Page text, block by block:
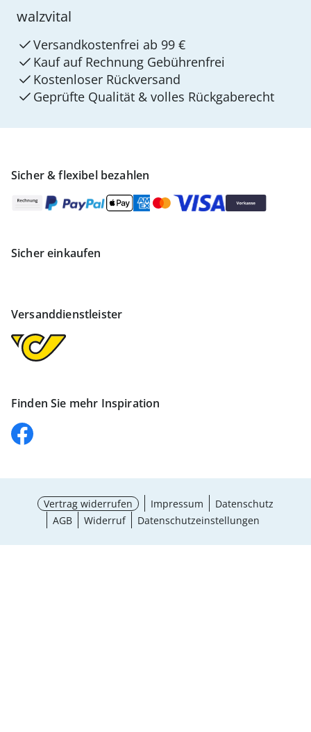
Sicher & flexibel bezahlen
Sicher einkaufen
Versanddienstleister
Finden Sie mehr Inspiration
walzvital
Versandkostenfrei ab 99 €
Kauf auf Rechnung Gebührenfrei
Kostenloser Rückversand
Geprüfte Qualität & volles Rückgaberecht
Vertrag widerrufen Impressum
Datenschutz
AGB
Widerruf Datenschutzeinstellungen